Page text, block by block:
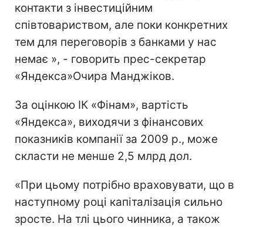
контакти з інвестиційним
співтовариством, але поки конкретних
тем для переговорів з банками у нас
немає », - говорить прес-секретар
«Яндекса»Очира Манджіков.
За оцінкою ІК «Фінам», вартість
«Яндекса», виходячи з фінансових
показників компанії за 2009 р., може
скласти не менше 2,5 млрд дол.
«При цьому потрібно враховувати, що в
наступному році капіталізація сильно
зросте. На тлі цього чинника, а також